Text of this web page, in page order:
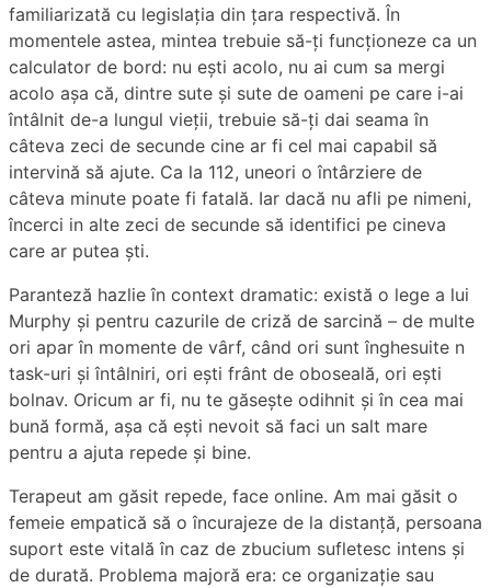
familiarizată cu legislația din țara respectivă. În
momentele astea, mintea trebuie să-ți funcționeze ca un
calculator de bord: nu ești acolo, nu ai cum sa mergi
acolo așa că, dintre sute și sute de oameni pe care i-ai
întâlnit de-a lungul vieții, trebuie să-ți dai seama în
câteva zeci de secunde cine ar fi cel mai capabil să
intervină să ajute. Ca la 112, uneori o întârziere de
câteva minute poate fi fatală. Iar dacă nu afli pe nimeni,
încerci in alte zeci de secunde să identifici pe cineva
care ar putea ști.
Paranteză hazlie în context dramatic: există o lege a lui
Murphy și pentru cazurile de criză de sarcină – de multe
ori apar în momente de vârf, când ori sunt înghesuite n
task-uri și întâlniri, ori ești frânt de oboseală, ori ești
bolnav. Oricum ar fi, nu te găsește odihnit și în cea mai
bună formă, așa că ești nevoit să faci un salt mare
pentru a ajuta repede și bine.
Terapeut am găsit repede, face online. Am mai găsit o
femeie empatică să o încurajeze de la distanță, persoana
suport este vitală în caz de zbucium sufletesc intens și
de durată. Problema majoră era: ce organizație sau